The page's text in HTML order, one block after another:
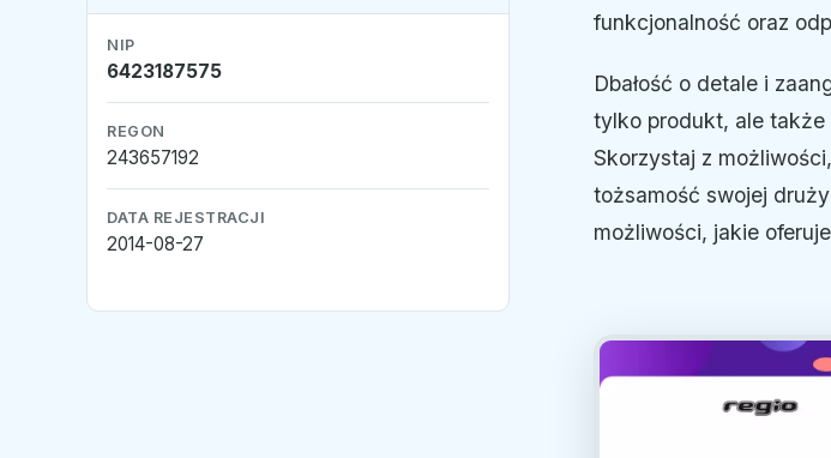
NIP
6423187575
REGON
243657192
DATA REJESTRACJI
2014-08-27
funkcjonalność oraz
Dbałość o detale i
tylko produkt, ale
Skorzystaj z
tożsamość swojej
możliwości, jakie